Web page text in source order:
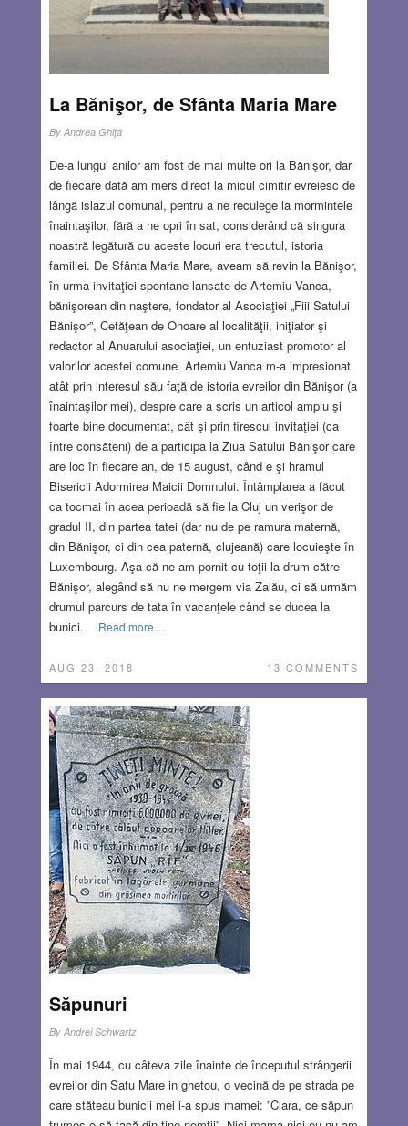
La Bănişor, de Sfânta Maria Mare
By Andrea Ghiţă
De-a lungul anilor am fost de mai multe ori la Bănişor, dar
de fiecare dată am mers direct la micul cimitir evreiesc de
lângă islazul comunal, pentru a ne reculege la mormintele
înaintaşilor, fără a ne opri în sat, considerând că singura
noastră legătură cu aceste locuri era trecutul, istoria
familiei. De Sfânta Maria Mare, aveam să revin la Bănişor,
în urma invitaţiei spontane lansate de Artemiu Vanca,
bănişorean din naştere, fondator al Asociaţiei „Fiii Satului
Bănişor”, Cetăţean de Onoare al localităţii, iniţiator şi
redactor al Anuarului asociaţiei, un entuziast promotor al
valorilor acestei comune. Artemiu Vanca m-a impresionat
atât prin interesul său faţă de istoria evreilor din Bănişor (a
înaintaşilor mei), despre care a scris un articol amplu şi
foarte bine documentat, cât şi prin firescul invitaţiei (ca
între consăteni) de a participa la Ziua Satului Bănişor care
are loc în fiecare an, de 15 august, când e şi hramul
Bisericii Adormirea Maicii Domnului. Întâmplarea a făcut
ca tocmai în acea perioadă să fie la Cluj un verişor de
gradul II, din partea tatei (dar nu de pe ramura maternă,
din Bănişor, ci din cea paternă, clujeană) care locuieşte în
Luxembourg. Aşa că ne-am pornit cu toţii la drum către
Bănişor, alegând să nu ne mergem via Zalău, ci să urmăm
drumul parcurs de tata în vacanţele când se ducea la
bunici.
Read more…
AUG 23, 2018 13 COMMENTS
Săpunuri
By Andrei Schwartz
În mai 1944, cu câteva zile înainte de începutul strângerii
evreilor din Satu Mare in ghetou, o vecină de pe strada pe
care stăteau bunicii mei i-a spus mamei: ”Clara, ce săpun